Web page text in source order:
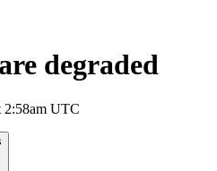
degraded
2:58am UTC